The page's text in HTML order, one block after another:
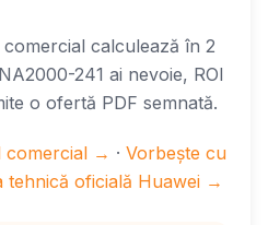
calculează în 2
241 ai nevoie, ROI
o ofertă PDF semnată.
comercial → · Vorbește cu
tehnică oficială Huawei →